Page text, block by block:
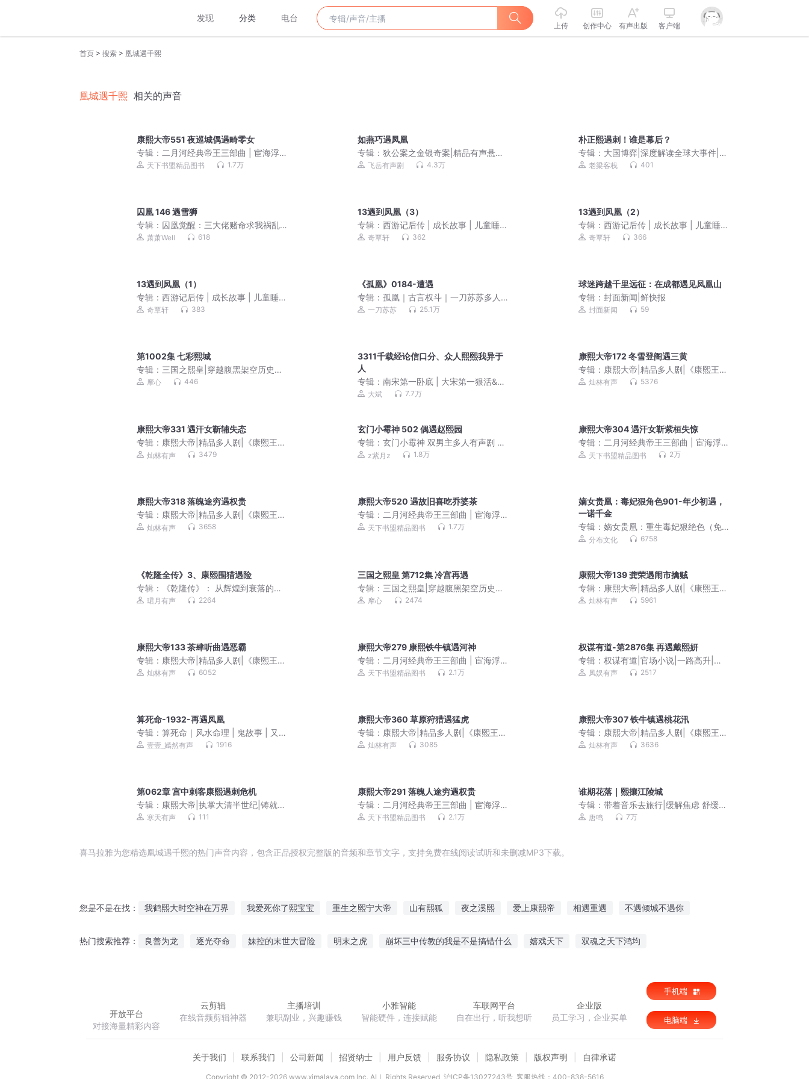
发现 分类 电台
上传 创作中心 有声出版 客户端
首页 > 搜索 > 凰城遇千熙
凰城遇千熙 相关的声音
康熙大帝551 夜巡城偶遇畸零女
专辑： 二月河经典帝王三部曲 | 宦海浮
沉，帝王权谋 | 康雍乾盛世 | 历史迷必
天下书盟精品图书 1.7万
如燕巧遇凤凰
专辑：狄公案之金银奇案|精品有声悬疑
剧 飞岳有声剧 4.3万
朴正熙遇刺！谁是幕后？
专辑： 大国博弈|深度解读全球大事件|每
日热点|军事分析
老梁客栈 401
囚凰 146 遇雪狮
专辑： 囚凰觉醒：三大佬赌命求我祸乱
天下|古言逆袭权谋修罗疯批|多人广播剧
萧萧Well 618
13遇到凤凰（3）
专辑：西游记后传 | 成长故事 | 儿童睡前
故事奇覃轩 362
13遇到凤凰（2）
专辑：西游记后传 | 成长故事 | 儿童睡前
故事奇覃轩 366
13遇到凤凰（1）
专辑： 西游记后传 | 成长故事 | 儿童睡前
故事奇覃轩 383
《孤凰》0184-遭遇
专辑：孤凰｜古言权斗｜一刀苏苏多人
剧｜VIP免费有声小说
一刀苏苏 25.1万
球迷跨越千里远征：在成都遇见凤凰山
专辑：封面新闻|鲜快报
封面新闻 59
第1002集 七彩熙城
专辑： 三国之熙皇|穿越腹黑架空历史三
国权谋|精品多人有声剧
摩心 446
3311千载经论信口分、众人熙熙我异于
人
专辑：南宋第一卧底 | 大宋第一狠活&穿
越权谋&大斌多人剧
大斌 7.7万
康熙大帝172 冬雪登阁遇三黄
专辑： 康熙大帝|精品多人剧|《康熙王
朝》影视原著|二月河
灿林有声 5376
康熙大帝331 遇汗女靳辅失态
专辑： 康熙大帝|精品多人剧|《康熙王
朝》影视原著|二月河
灿林有声 3479
玄门小霉神 502 偶遇赵熙园
专辑：玄门小霉神 双男主多人有声剧 枕
头＆叶轩然＆紫月
z紫月z 1.8万
康熙大帝304 遇汗女靳紫桓失惊
专辑： 二月河经典帝王三部曲 | 宦海浮
沉，帝王权谋 | 康雍乾盛世 | 历史迷必
天下书盟精品图书 2万
康熙大帝318 落魄途穷遇权贵
专辑： 康熙大帝|精品多人剧|《康熙王
朝》影视原著|二月河
灿林有声 3658
康熙大帝520 遇故旧喜吃乔婆茶
专辑： 二月河经典帝王三部曲 | 宦海浮
沉，帝王权谋 | 康雍乾盛世 | 历史迷必
天下书盟精品图书 1.7万
嫡女贵凰：毒妃狠角色901-年少初遇，
一诺千金
专辑：嫡女贵凰：重生毒妃狠绝色（免
费版）
分布文化 6758
《乾隆全传》3、康熙围猎遇险
专辑：
《乾隆传》： 从辉煌到衰落的帝
王之路 | 大清王朝
珺月有声 2264
三国之熙皇 第712集 冷宫再遇
专辑： 三国之熙皇|穿越腹黑架空历史三
国权谋|精品多人有声剧
摩心 2474
康熙大帝139 龚荣遇闹市擒贼
专辑： 康熙大帝|精品多人剧|《康熙王
朝》影视原著|二月河
灿林有声 5961
康熙大帝133 茶肆听曲遇恶霸
专辑： 康熙大帝|精品多人剧|《康熙王
朝》影视原著|二月河
灿林有声 6052
康熙大帝279 康熙铁牛镇遇河神
专辑： 二月河经典帝王三部曲 | 宦海浮
沉，帝王权谋 | 康雍乾盛世 | 历史迷必
天下书盟精品图书 2.1万
权谋有道-第2876集 再遇戴熙妍
专辑：权谋有道|官场小说|一路高升|青
云直上
凤娱有声 2517
算死命-1932-再遇凤凰
专辑： 算死命｜风水命理 | 鬼故事 | 又名
太一神算
壹壹_嫣然有声 1916
康熙大帝360 草原狩猎遇猛虎
专辑： 康熙大帝|精品多人剧|《康熙王
朝》影视原著|二月河
灿林有声 3085
康熙大帝307 铁牛镇遇桃花汛
专辑： 康熙大帝|精品多人剧|《康熙王
朝》影视原著|二月河
灿林有声 3636
第062章 宫中刺客康熙遇刺危机
专辑： 康熙大帝|执掌大清半世纪|铸就康
乾盛世|康熙王朝
寒天有声 111
康熙大帝291 落魄人途穷遇权贵
专辑： 二月河经典帝王三部曲 | 宦海浮
沉，帝王权谋 | 康雍乾盛世 | 历史迷必
天下书盟精品图书 2.1万
谁期花落｜熙攘江陵城
专辑：带着音乐去旅行|缓解焦虑 舒缓心
情 寻找生活乐趣
唐鸣 7万
喜马拉雅为您精选凰城遇千熙的热门声音内容，包含正品授权完整版的音频和章节文字，支持免费在线阅读试听和未删减MP3下载。
您是不是在找： 我鹤熙大时空神在万界 我爱死你了熙宝宝 重生之熙宁大帝 山有熙狐 夜之溪熙 爱上康熙帝 相遇重遇 不遇倾城不遇你
热门搜索推荐： 良善为龙 逐光夺命 妹控的末世大冒险 明末之虎 崩坏三中传教的我是不是搞错什么 嬉戏天下 双魂之天下鸿均
开放平台
对接海量精彩内容
云剪辑
在线音频剪辑神器
主播培训
兼职副业，兴趣赚钱
小雅智能
智能硬件，连接赋能
车联网平台
自在出行，听我想听
企业版
员工学习，企业买单
手机端
电脑端
关于我们 联系我们 公司新闻 招贤纳士 用户反馈 服务协议 隐私政策 版权声明 自律承诺
Copyright © 2012-2026www.ximalaya.com lnc. ALL Rights Reserved 沪ICP备13027243号 客服热线：400-838-5616